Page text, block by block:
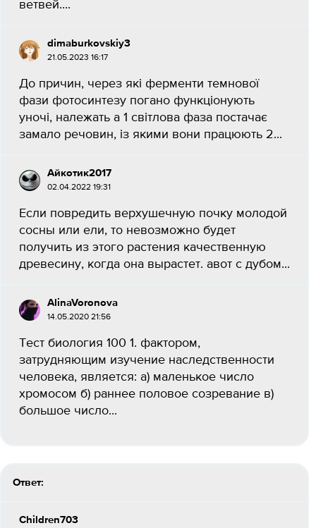
ветвей....
dimaburkovskiy3
21.05.2023 16:17
До причин, через які ферменти темнової
фази фотосинтезу погано функціонують
уночі, належать а 1 світлова фаза постачає
замало речовин, із якими вони працюють 2...
Айкотик2017
02.04.2022 19:31
Если повредить верхушечную почку молодой
сосны или ели, то невозможно будет
получить из этого растения качественную
древесину, когда она вырастет. авот с дубом...
AlinaVoronova
14.05.2020 21:56
Тест биология 100 1. фактором,
затрудняющим изучение наследственности
человека, является: а) маленькое число
хромосом б) раннее половое созревание в)
большое число...
Ответ:
Children703